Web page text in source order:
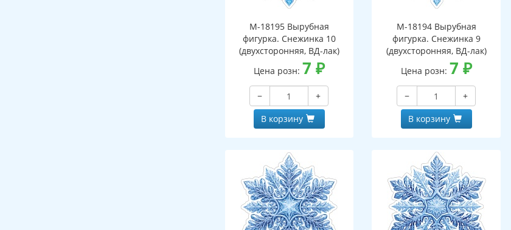
М-18195 Вырубная
фигурка. Снежинка 10
(двухсторонняя, ВД-лак)
Цена розн: 7 ₽
−
+
В корзину
М-18194 Вырубная
фигурка. Снежинка 9
(двухсторонняя, ВД-лак)
Цена розн: 7 ₽
−
+
В корзину